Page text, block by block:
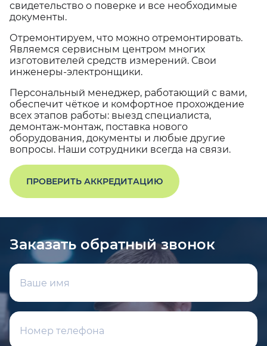
свидетельство о поверке и все необходимые
документы.
Отремонтируем, что можно отремонтировать.
Являемся сервисным центром многих
изготовителей средств измерений. Свои
инженеры-электронщики.
Персональный менеджер, работающий с вами,
обеспечит чёткое и комфортное прохождение
всех этапов работы: выезд специалиста,
демонтаж-монтаж, поставка нового
оборудования, документы и любые другие
вопросы. Наши сотрудники всегда на связи.
ПРОВЕРИТЬ АККРЕДИТАЦИЮ
Заказать обратный звонок